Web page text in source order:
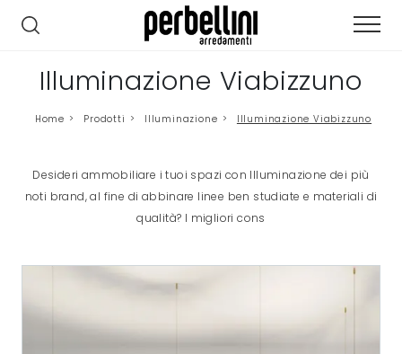
Illuminazione Viabizzuno
Home > Prodotti > Illuminazione > Illuminazione Viabizzuno
Desideri ammobiliare i tuoi spazi con Illuminazione dei più
noti brand, al fine di abbinare linee ben studiate e materiali di
qualità? I migliori cons